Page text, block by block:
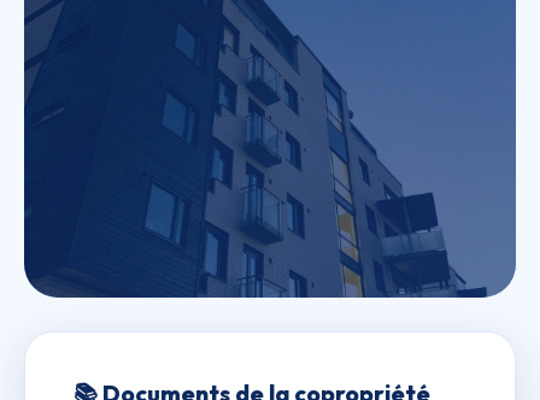
📚 Documents de la copropriété